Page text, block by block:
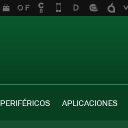
PERIFÉRICOS APLICACIONES